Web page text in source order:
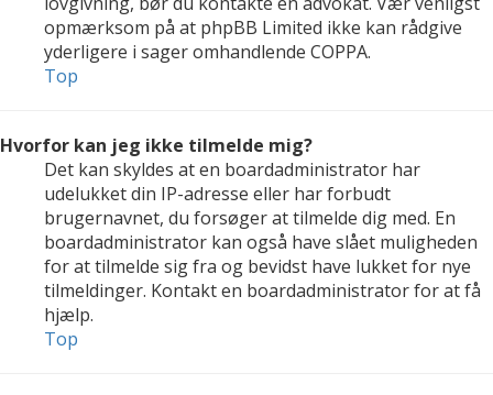
opmærksom på at phpBB Limited ikke kan rådgive
yderligere i sager omhandlende COPPA.
Top
Hvorfor kan jeg ikke tilmelde mig?
Det kan skyldes at en boardadministrator har
udelukket din IP-adresse eller har forbudt
brugernavnet, du forsøger at tilmelde dig med. En
boardadministrator kan også have slået muligheden
for at tilmelde sig fra og bevidst have lukket for nye
tilmeldinger. Kontakt en boardadministrator for at få
hjælp.
Top